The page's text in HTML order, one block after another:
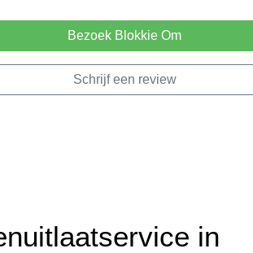
Bezoek Blokkie Om
Schrijf een review
in